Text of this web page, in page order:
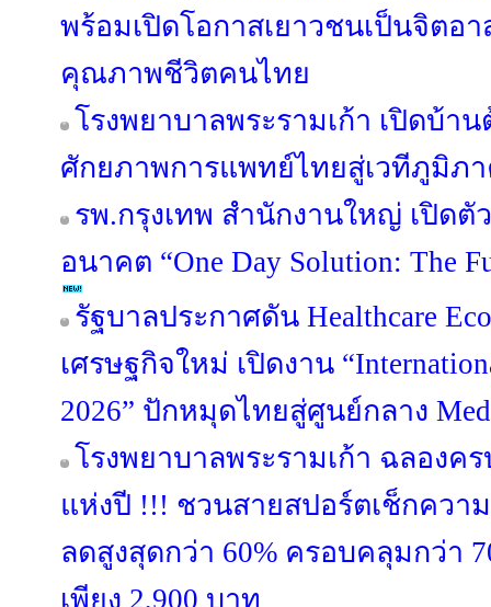
พร้อมเปิดโอกาสเยาวชนเป็นจิตอ
คุณภาพชีวิตคนไทย
โรงพยาบาลพระรามเก้า เปิดบ้า
ศักยภาพการแพทย์ไทยสู่เวทีภูมิภ
รพ.กรุงเทพ สำนักงานใหญ่ เปิดตั
อนาคต “One Day Solution: The
รัฐบาลประกาศดัน Healthcare
เศรษฐกิจใหม่ เปิดงาน
2026” ปักหมุดไทยสู่ศูนย์กลาง
โรงพยาบาลพระรามเก้า ฉลองค
แห่งปี !!! ชวนสายสปอร์ตเช็กควา
ลดสูงสุดกว่า 60% ครอบคลุมกว่า
เพียง 2,900 บาท